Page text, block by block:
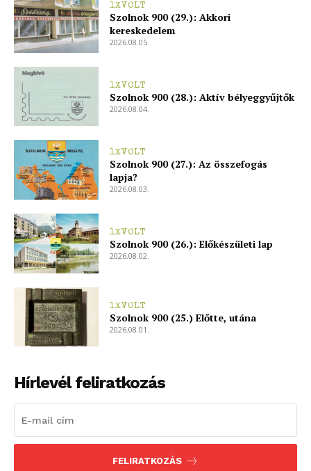
1XVOLT
Szolnok 900 (29.): Akkori
kereskedelem
2026.08.05.
1XVOLT
Szolnok 900 (28.): Aktív bélyeggyűjtők
2026.08.04.
1XVOLT
Szolnok 900 (27.): Az összefogás
lapja?
2026.08.03.
1XVOLT
Szolnok 900 (26.): Előkészületi lap
2026.08.02.
1XVOLT
Szolnok 900 (25.) Előtte, utána
2026.08.01.
Hírlevél feliratkozás
FELIRATKOZÁS